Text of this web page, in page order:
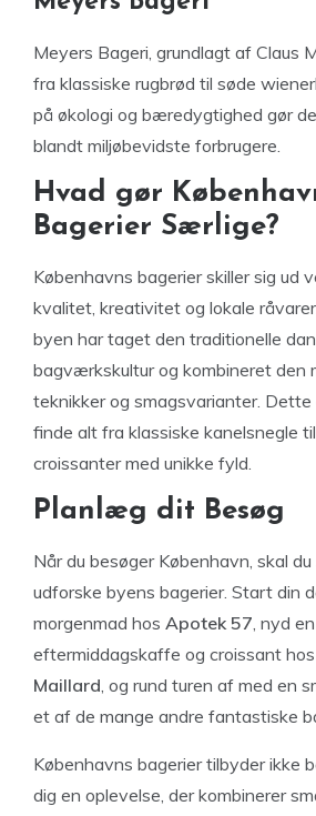
Meyers Bageri, grundlagt af Claus
fra klassiske rugbrød til søde
på økologi og bæredygtighed gør
blandt miljøbevidste forbrugere.
Hvad gør
Bagerier Særlige?
Københavns bagerier skiller sig ud
kvalitet, kreativitet og lokale
byen har taget den traditionelle
bagværkskultur og kombineret den
teknikker og smagsvarianter. Dette
finde alt fra klassiske kanelsnegle
croissanter med unikke fyld.
Planlæg dit Besøg
Når du besøger København, skal
udforske byens bagerier. Start din
morgenmad hos Apotek 57, nyd en
eftermiddagskaffe og croissant hos
Maillard, og rund turen af med en
et af de mange andre fantastiske
Københavns bagerier tilbyder ikke
dig en oplevelse, der kombinerer